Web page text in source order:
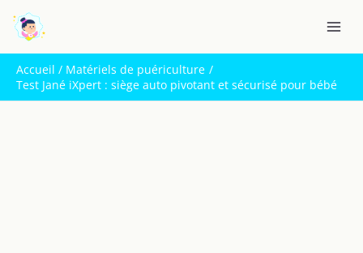
contenu
Accueil
Matériels de puériculture
Test Jané iXpert : siège auto pivotant et sécurisé pour bébé
e
c
h
e